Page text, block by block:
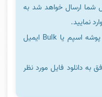
شما ارسال خواهد شد به
نمایید.
ممکن است ایمیل ارسالی به پوشه اسپم یا Bulk ایمیل
به دانلود فایل مورد نظر